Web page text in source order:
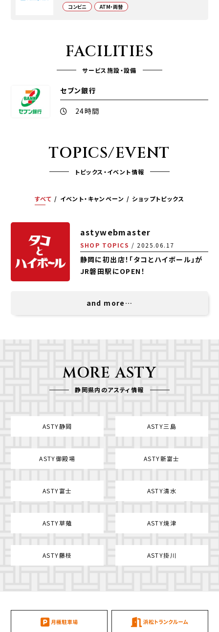
コンビニ ATM・両替
FACILITIES
サービス施設・設備
セブン銀行
24時間
TOPICS/EVENT
トピックス・イベント情報
すべて イベント・キャンペーン ショップトピックス
astywebmaster
SHOP TOPICS 2025.06.17
静岡に初出店！「タコとハイボール」が
JR磐田駅にOPEN！
and more…
MORE ASTY
静岡県内のアスティ情報
ASTY静岡 ASTY三島
ASTY御殿場 ASTY新富士
ASTY富士 ASTY清水
ASTY草薙 ASTY焼津
ASTY藤枝 ASTY掛川